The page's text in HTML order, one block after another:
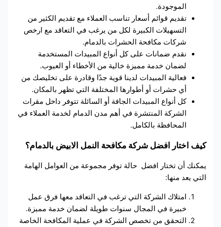
الموجودة.
تقديم قوائم أسعار تناسب العملاء مع تقديم الكثير من
التسهيلات الكبيرة لكل من يرغب في التعاقد مع ارخص
شركات مكافحة الحشرات بالدمام.
نقدم ضمانات على كل أنواع المبيدات المستخدمة
لضمان خدمة مميزة خالية من الأخطاء أو العيوب.
فعالية المبيدات لدينا قوية جدًا وقادرة على تخليصك من
أي حشرات أو أطوارها المختلفة التي تظهر بالمكان.
كل أنواع المبيدات الجافة أو السائلة تتوفر داخل مقرات
الشركة المنتشرة في أهم مدن الدمام لخدمة العملاء في
المحافظة بالكامل.
كيف اختار افضل شركة مكافحة النمل الابيض بالدمام؟
يمكنك أن تختار افضل حالة توفر مجموعة من العوامل الهامة
التي يعد منها:
امتلاك الشركة التي ترغب في التعاقد معها فرق عمل
خبيرة في المجال سنوات طويلة لضمان خدمة مميزة.
التحقق من تخصص الشركة في عملية المكافحة الخاصة